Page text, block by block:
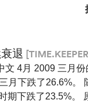
退
4月 2009 三月
月下跌了26.6%。
期下跌了23.5%。